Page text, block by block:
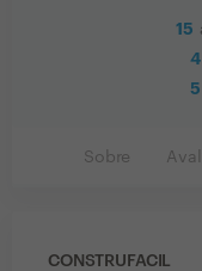
15
4
5
Sobre
CONSTRUFACIL